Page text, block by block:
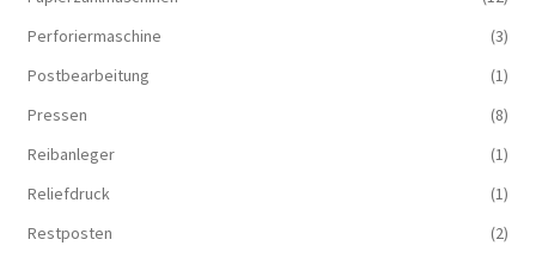
Perforiermaschine
(3)
Postbearbeitung
(1)
Pressen
(8)
Reibanleger
(1)
Reliefdruck
(1)
Restposten
(2)